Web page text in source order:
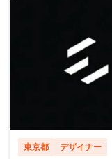
東京都 デザイナー